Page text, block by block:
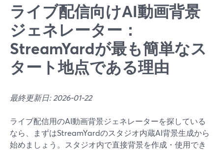
ライブ配信向けAI動画背景
ジェネレーター：
StreamYardが最も簡単なス
タート地点である理由
最終更新日: 2026-01-22
ライブ配信用のAI動画背景ジェネレーターを探している
なら、まずはStreamYardのスタジオ内蔵AI背景生成から
始めましょう。スタジオ内で直接背景を作成・使用でき